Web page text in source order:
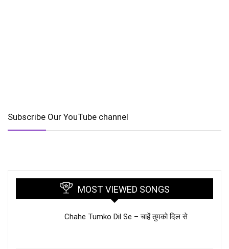
Subscribe Our YouTube channel
MOST VIEWED SONGS
Chahe Tumko Dil Se – चाहें तुमको दिल से